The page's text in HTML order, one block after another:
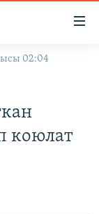
02:04
коюлат